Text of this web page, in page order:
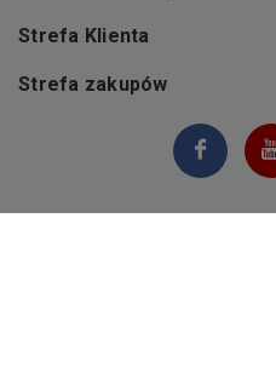
Strefa Klienta
Strefa zakupów